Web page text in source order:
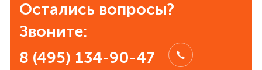
Остались вопросы?
Звоните:
8 (495) 134-90-47